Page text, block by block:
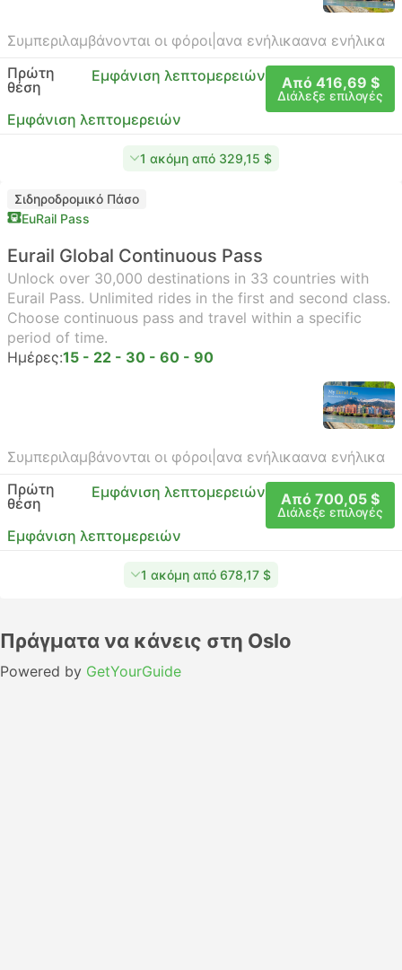
Συμπεριλαμβάνονται οι φόροι ανα ενήλικαανα ενήλικα
Πρώτη
θέση
Εμφάνιση λεπτομερειών Από 416,69 $
Διάλεξε επιλογές
Εμφάνιση λεπτομερειών
1 ακόμη από 329,15 $
Σιδηροδρομικό Πάσο
EuRail Pass
Eurail Global Continuous Pass
Unlock over 30,000 destinations in 33 countries with
Eurail Pass. Unlimited rides in the first and second class.
Choose continuous pass and travel within a specific
period of time.
Ημέρες:15 - 22 - 30 - 60 - 90
Συμπεριλαμβάνονται οι φόροι ανα ενήλικαανα ενήλικα
Πρώτη
θέση
Εμφάνιση λεπτομερειών Από 700,05 $
Διάλεξε επιλογές
Εμφάνιση λεπτομερειών
1 ακόμη από 678,17 $
Πράγματα να κάνεις στη Oslo
Powered by GetYourGuide